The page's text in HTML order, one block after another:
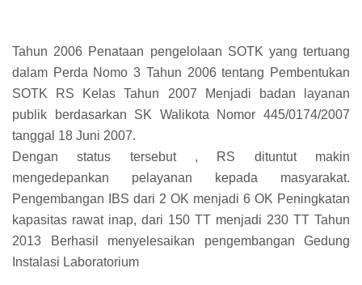
Tahun 2006 Penataan pengelolaan SOTK yang tertuang
dalam Perda Nomo 3 Tahun 2006 tentang Pembentukan
SOTK RS Kelas Tahun 2007 Menjadi badan layanan
publik berdasarkan SK Walikota Nomor 445/0174/2007
tanggal 18 Juni 2007.
Dengan status tersebut , RS dituntut makin
mengedepankan pelayanan kepada masyarakat.
Pengembangan IBS dari 2 OK menjadi 6 OK Peningkatan
kapasitas rawat inap, dari 150 TT menjadi 230 TT Tahun
2013 Berhasil menyelesaikan pengembangan Gedung
Instalasi Laboratorium